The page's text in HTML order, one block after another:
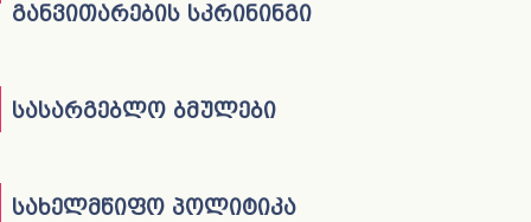
განვითარების სკრინინგი
სასარგებლო ბმულები
სახელმწიფო პოლიტიკა